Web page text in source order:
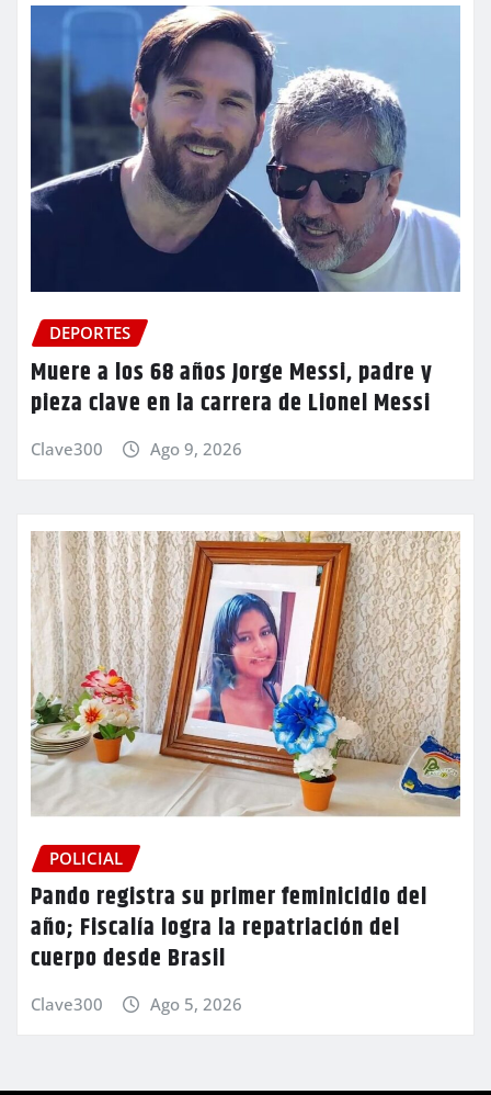
DEPORTES
Muere a los 68 años Jorge Messi, padre y
pieza clave en la carrera de Lionel Messi
Clave300 Ago 9, 2026
POLICIAL
Pando registra su primer feminicidio del
año; Fiscalía logra la repatriación del
cuerpo desde Brasil
Clave300 Ago 5, 2026